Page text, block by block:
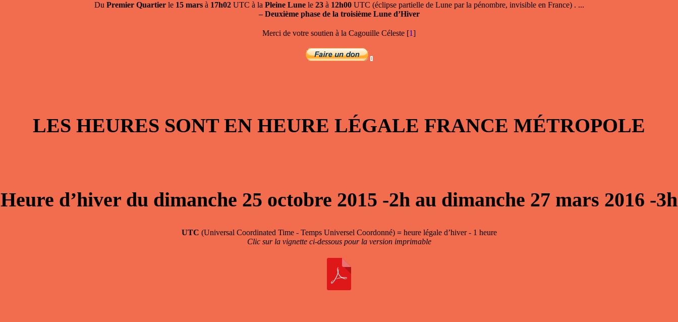
Du Premier Quartierle 15 marsà 17h02UTC à la Pleine Lunele 23à 12h00UTC (éclipse partielle de Lune par la pénombre, invisible en France) . ...
– Deuxième phase de la troisième Lune d’Hiver
Merci de votre soutien à la Cagouille Céleste [1]
LES HEURES SONT EN HEURE LÉGALE FRANCE MÉTROPOLE
Heure d’hiver du dimanche 25 octobre 2015 -2h au dimanche 27 mars 2016 -3h
UTC (Universal Coordinated Time - Temps Universel Coordonné) =heure légale d’hiver - 1 heure
Clic sur la vignette ci-dessous pour la version imprimable